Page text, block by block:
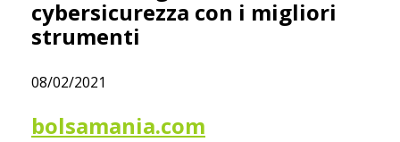
cybersicurezza con i migliori
strumenti
08/02/2021
bolsamania.com